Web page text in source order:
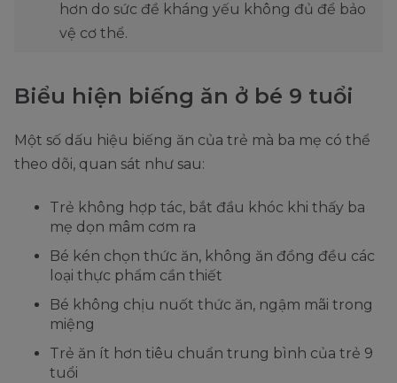
hơn do sức đề kháng yếu không đủ để bảo
vệ cơ thể.
Biểu hiện biếng ăn ở bé 9 tuổi
Một số dấu hiệu biếng ăn của trẻ mà ba mẹ có thể
theo dõi, quan sát như sau:
Trẻ không hợp tác, bắt đầu khóc khi thấy ba
mẹ dọn mâm cơm ra
Bé kén chọn thức ăn, không ăn đồng đều các
loại thực phẩm cần thiết
Bé không chịu nuốt thức ăn, ngậm mãi trong
miệng
Trẻ ăn ít hơn tiêu chuẩn trung bình của trẻ 9
tuổi